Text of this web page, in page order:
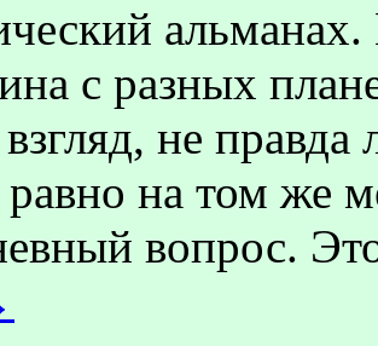
с разных
не
равно на том же
вопрос.